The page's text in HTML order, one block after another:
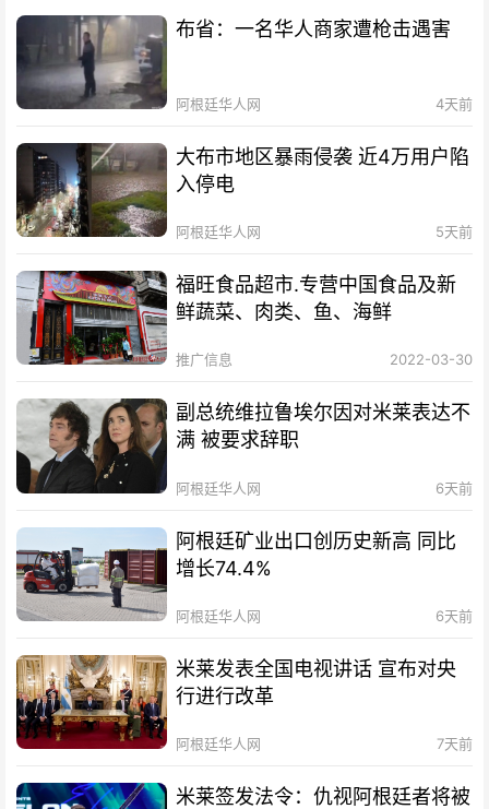
布省：一名华人商家遭枪击遇害
阿根廷华人网 4天前
大布市地区暴雨侵袭 近4万用户陷
入停电
阿根廷华人网 5天前
福旺食品超市.专营中国食品及新
鲜蔬菜、肉类、鱼、海鲜
推广信息 2022-03-30
副总统维拉鲁埃尔因对米莱表达不
满 被要求辞职
阿根廷华人网 6天前
阿根廷矿业出口创历史新高 同比
增长74.4%
阿根廷华人网 6天前
米莱发表全国电视讲话 宣布对央
行进行改革
阿根廷华人网 7天前
米莱签发法令：仇视阿根廷者将被